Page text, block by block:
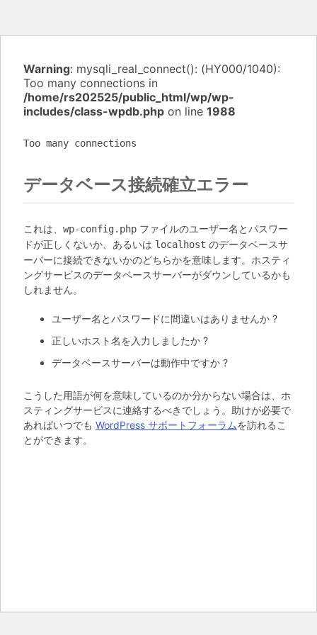
Warning: mysqli_real_connect(): (HY000/1040):
Too many connections in
/home/rs202525/public_html/wp/wp-
includes/class-wpdb.php on line 1988
Too many connections
データベース接続確立エラー
これは、 wp-config.php ファイルのユーザー名とパスワー
ドが正しくないか、あるいは localhost のデータベースサ
ーバーに接続できないかのどちらかを意味します。ホスティ
ングサービスのデータベースサーバーがダウンしているかも
しれません。
ユーザー名とパスワードに間違いはありませんか ?
正しいホスト名を入力しましたか ?
データベースサーバーは動作中ですか ?
こうした用語が何を意味しているのか分からない場合は、ホ
スティングサービスに連絡するべきでしょう。助けが必要で
あればいつでも WordPress サポートフォーラムを訪れるこ
とができます。